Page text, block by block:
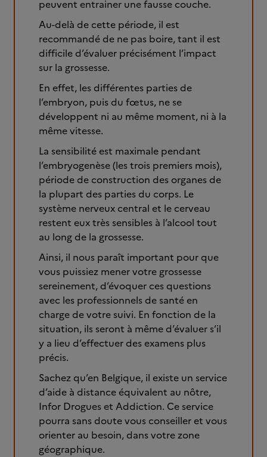
peuvent entrainer une fausse couche.
Au-delà de cette période, il est
recommandé de ne pas boire, tant il est
difficile d’évaluer précisément l’impact
sur la grossesse.
En effet, les différentes parties de
l’embryon, puis du fœtus, ne se
développent ni au même moment, ni à la
même vitesse.
La sensibilité est maximale pendant
l’embryogenèse (les trois premiers mois),
période de construction des organes de
la plupart des parties du corps. Le
système nerveux central et le cerveau
restent eux très sensibles à l’alcool tout
au long de la grossesse.
Ainsi, il nous paraît important pour que
vous puissiez mener votre grossesse
sereinement, d’évoquer ces questions
avec les professionnels de santé en
charge de votre suivi. En fonction de la
situation, ils seront à même d’évaluer s’il
y a lieu d’effectuer des examens plus
précis.
Sachez qu’en Belgique, il existe un service
d’aide à distance équivalent au nôtre,
Infor Drogues et Addiction. Ce service
pourra sans doute vous conseiller et vous
orienter au besoin, dans votre zone
géographique.